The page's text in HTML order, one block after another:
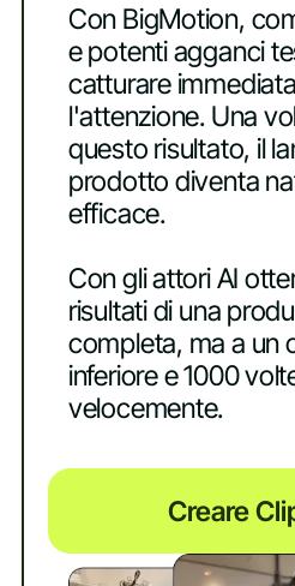
Con BigMotion,
e potenti agganci
catturare
l'attenzione. Una
questo risultato, il
prodotto diventa
efficace.
Con gli attori AI
risultati di una
completa, ma a un
inferiore e 1000
velocemente.
Creare